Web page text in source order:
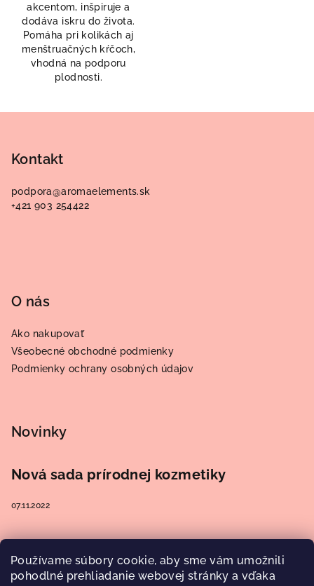
Používame súbory cookie, aby sme vám umožnili
pohodlné prehliadanie webovej stránky a vďaka
akcentom, inšpiruje a
dodáva iskru do života.
Pomáha pri kolikách aj
menštruačných kŕčoch,
vhodná na podporu
plodnosti.
Kontakt
podpora@aromaelements.sk
+421 903 254422
O nás
Ako nakupovať
Všeobecné obchodné podmienky
Podmienky ochrany osobných údajov
Novinky
Nová sada prírodnej kozmetiky
07.11.2022
Prijímame online platby